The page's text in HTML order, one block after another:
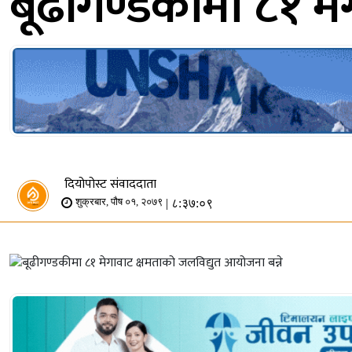
दियोपोस्ट संवाददाता
शुक्रबार, पौष ०१, २०७९ | ८:३७:०९